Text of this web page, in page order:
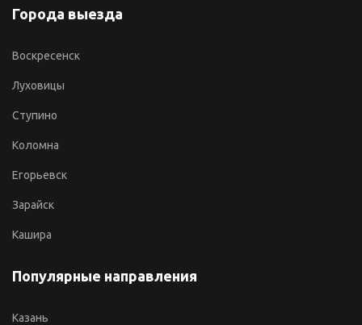
Города выезда
Воскресенск
Луховицы
Ступино
Коломна
Егорьевск
Зарайск
Кашира
Популярные направления
Казань